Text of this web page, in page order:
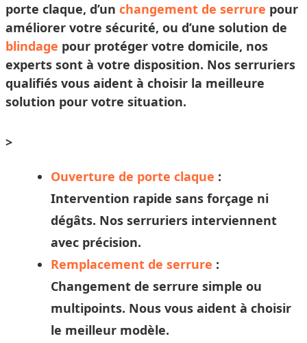
porte claque, d’un changement de serrure pour
améliorer votre sécurité, ou d’une solution de
blindage pour protéger votre domicile, nos
experts sont à votre disposition. Nos serruriers
qualifiés vous aident à choisir la meilleure
solution pour votre situation.
>
Ouverture de porte claque :
Intervention rapide sans forçage ni
dégâts. Nos serruriers interviennent
avec précision.
Remplacement de serrure :
Changement de serrure simple ou
multipoints. Nous vous aident à choisir
le meilleur modèle.